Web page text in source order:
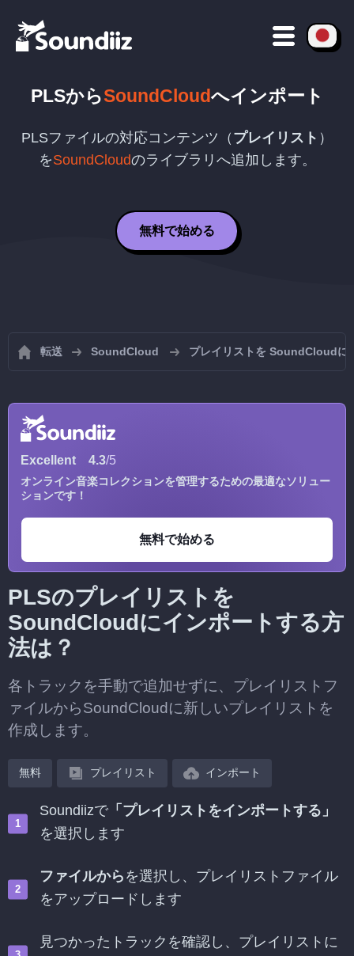
PLSからSoundCloudへインポート
PLSファイルの対応コンテンツ（ プレイリスト ）
をSoundCloudのライブラリへ追加します。
無料で始める
転送 SoundCloud プレイリストを SoundCloudに
Excellent 4.3/5
オンライン音楽コレクションを管理するための最適なソリュー
ションです！
無料で始める
PLSのプレイリストを
SoundCloudにインポートする方
法は？
各トラックを手動で追加せずに、プレイリストフ
ァイルからSoundCloudに新しいプレイリストを
作成します。
無料 プレイリスト インポート
Soundiizで「プレイリストをインポートする」
を選択します
ファイルから を選択し、プレイリストファイル
をアップロードします
見つかったトラックを確認し、プレイリストに